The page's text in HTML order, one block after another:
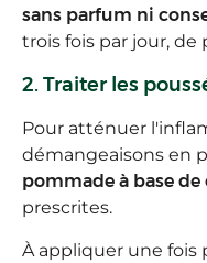
sans parfum ni
trois fois par jour,
2. Traiter les
Pour atténuer
démangeaisons en
pommade à base
prescrites.
À appliquer une fois